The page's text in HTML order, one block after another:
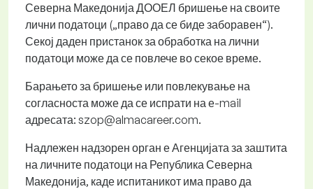
Северна Македонија ДООЕЛ бришење на своите
лични податоци („право да се биде заборавен“).
Секој даден пристанок за обработка на лични
податоци може да се повлече во секое време.
Барањето за бришење или повлекување на
согласноста може да се испрати на е-mail
адресата: szop@almacareer.com.
Надлежен надзорен орган е Агенцијата за заштита
на личните податоци на Република Северна
Македонија, каде испитаникот има право да